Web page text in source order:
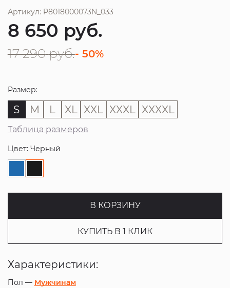
Артикул: P8018000073N_033
8 650 руб.
17 290 руб.- 50%
Размер:
S M L XL XXL XXXL XXXXL
Таблица размеров
Цвет: Черный
В КОРЗИНУ
КУПИТЬ В 1 КЛИК
Характеристики:
Пол — Мужчинам